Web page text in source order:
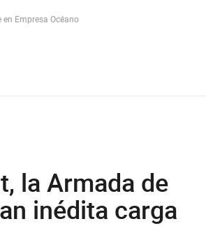
la Armada de
inédita carga